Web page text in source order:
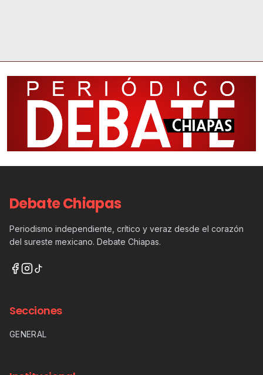
Debate Chiapas
Periodismo independiente, crítico y veraz desde el corazón
del sureste mexicano. Debate Chiapas.
Secciones
GENERAL